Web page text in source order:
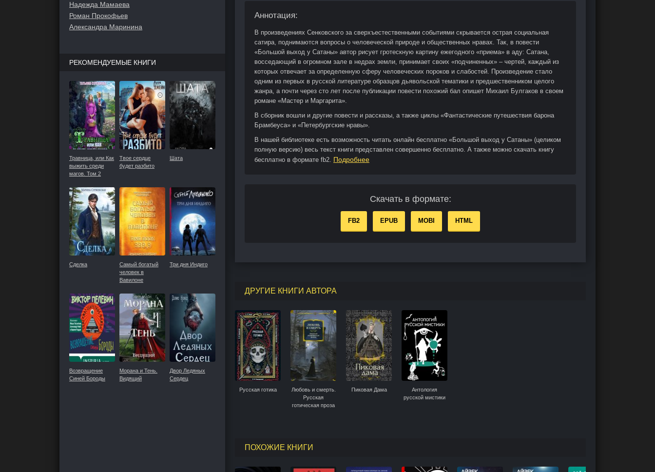
Аннотация:
В произведениях Сенковского за сверхъестественными событиями скрывается острая социальная
сатира, поднимаются вопросы о человеческой природе и общественных нравах. Так, в повести
«Большой выход у Сатаны» автор рисует гротескную картину ежегодного «приема» в аду: Сатана,
восседающий в огромном зале в недрах земли, принимает своих «подчиненных» – чертей, каждый из
которых отвечает за определенную сферу человеческих пороков и слабостей. Произведение стало
одним из первых в русской литературе образцов дьявольской тематики и предшественником целого
жанра, а почти через сто лет после публикации повести похожий бал опишет Михаил Булгаков в своем
романе «Мастер и Маргарита».
В сборник вошли и другие повести и рассказы, а также циклы «Фантастические путешествия барона
Брамбеуса» и «Петербургские нравы».
В нашей библиотеке есть возможность читать онлайн бесплатно «Большой выход у Сатаны» (целиком
полную версию) весь текст книги представлен совершенно бесплатно. А также можно скачать книгу
бесплатно в формате fb2. Подробнее
Скачать в формате:
FB2 EPUB MOBI HTML
ДРУГИЕ КНИГИ АВТОРА
Русская готика
Любовь и смерть.
Русская
готическая проза
Пиковая Дама
Антология
русской мистики
ПОХОЖИЕ КНИГИ
Надежда Мамаева
Роман Прокофьев
Александра Маринина
РЕКОМЕНДУЕМЫЕ КНИГИ
Травница, или Как
выжить среди
магов. Том 2
Твое сердце
будет разбито
Шата
Сделка
Самый богатый
человек в
Вавилоне
Три дня Индиго
Возвращение
Синей Бороды
Морана и Тень.
Видящий
Двор Ледяных
Сердец